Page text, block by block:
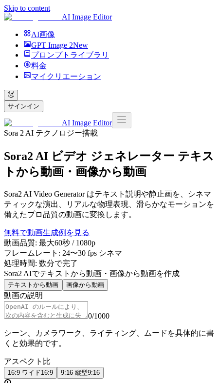
Skip to content
AI Image Editor
AI画像
GPT Image 2New
プロンプトライブラリ
料金
マイクリエーション
サインイン
AI Image Editor
Sora 2 AI テクノロジー搭載
Sora2 AI ビデオ ジェネレーター テキス
トから動画・画像から動画
Sora2 AI Video Generator はテキスト説明や静止画を、シネマ
ティックな演出、リアルな物理表現、滑らかなモーションを
備えたプロ品質の動画に変換します。
無料で動画生成例を見る
動画品質: 最大60秒 / 1080p
フレームレート: 24〜30 fps シネマ
処理時間: 数分で完了
Sora2 AIでテキストから動画・画像から動画を作成
テキストから動画 画像から動画
動画の説明
0/1000
シーン、カメラワーク、ライティング、ムードを具体的に書
くと効果的です。
アスペクト比
16:9 ワイド16:9 9:16 縦型9:16